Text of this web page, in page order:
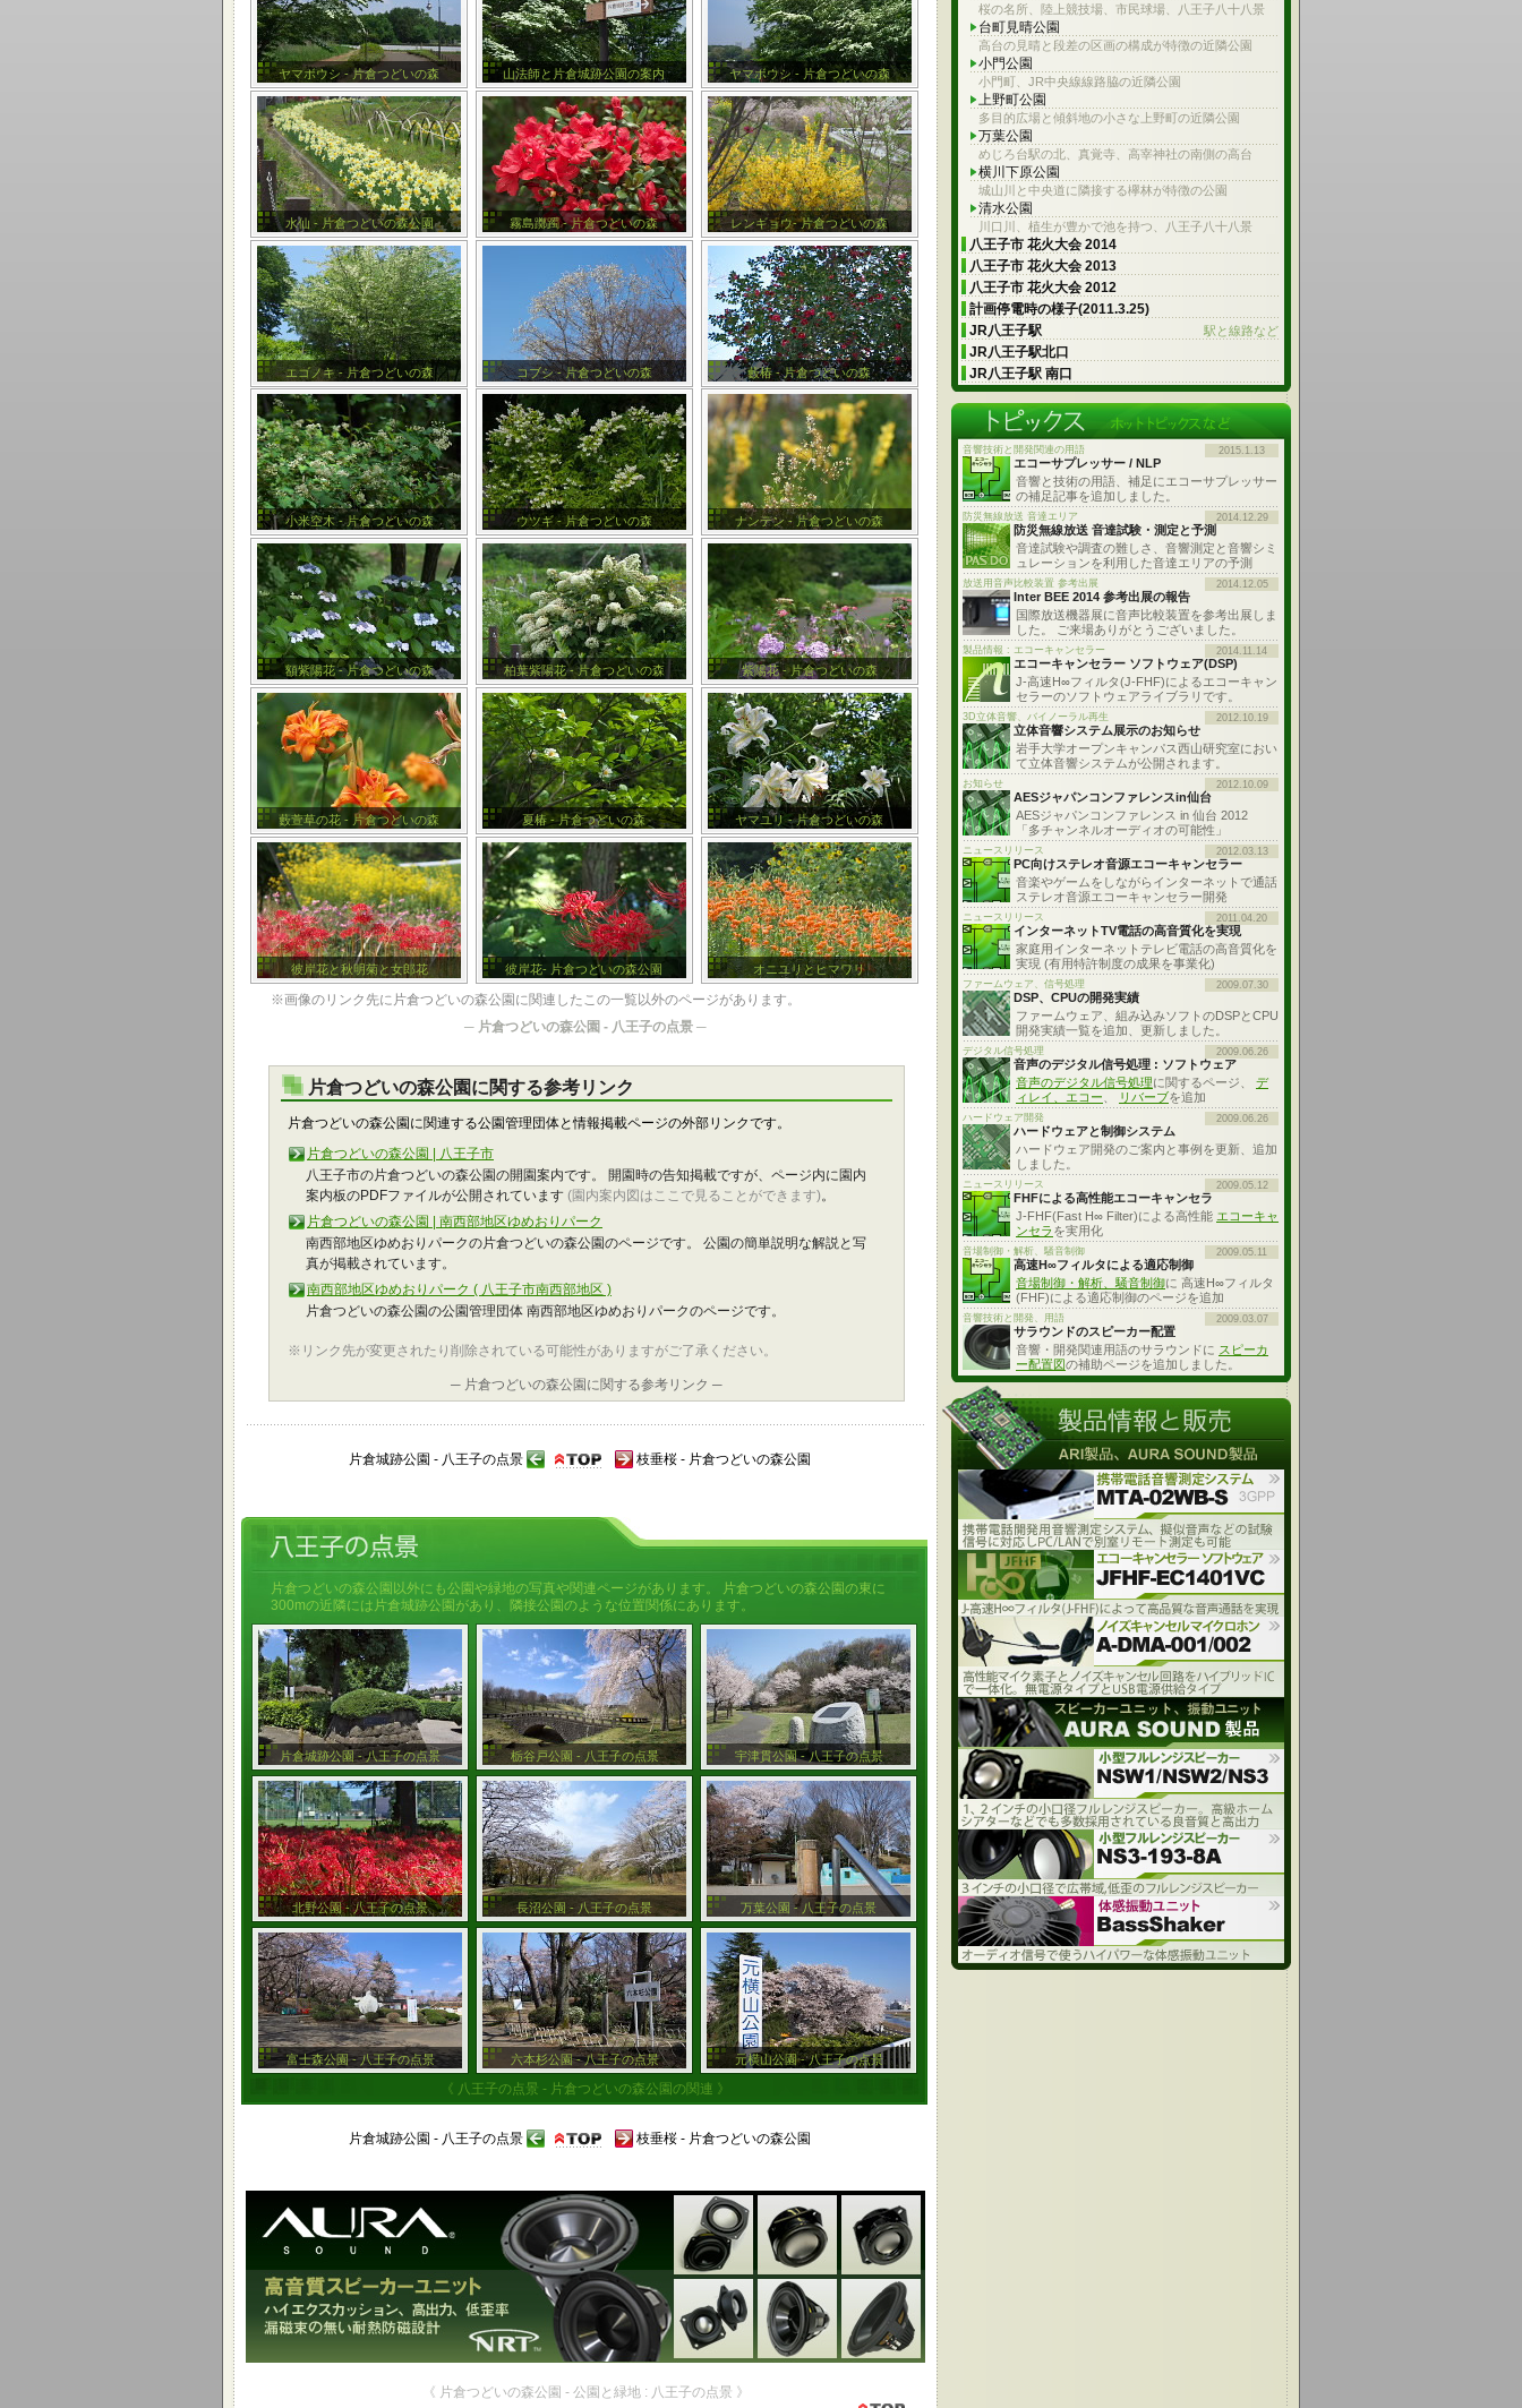
ヤマボウシ - 片倉つどいの森 山法師と片倉城跡公園の案内 ヤマボウシ - 片倉つどいの森
水仙 - 片倉つどいの森公園 霧島躑躅 - 片倉つどいの森 レンギョウ- 片倉つどいの森
エゴノキ - 片倉つどいの森 コブシ - 片倉つどいの森 藪椿 - 片倉つどいの森
小米空木 - 片倉つどいの森 ウツギ - 片倉つどいの森 ナンテン - 片倉つどいの森
額紫陽花 - 片倉つどいの森 柏葉紫陽花 - 片倉つどいの森 紫陽花 - 片倉つどいの森
藪萱草の花 - 片倉つどいの森 夏椿 - 片倉つどいの森 ヤマユリ - 片倉つどいの森
彼岸花と秋明菊と女郎花 彼岸花- 片倉つどいの森公園 オニユリとヒマワリ
※画像のリンク先に片倉つどいの森公園に関連したこの一覧以外のページがあります。
─ 片倉つどいの森公園 - 八王子の点景 ─
─ 片倉つどいの森公園に関する参考リンク ─
片倉つどいの森公園に関する参考リンク
片倉つどいの森公園に関連する公園管理団体と情報掲載ページの外部リンクです。
片倉つどいの森公園 | 八王子市
八王子市の片倉つどいの森公園の開園案内です。 開園時の告知掲載ですが、ページ内に園内
案内板のPDFファイルが公開されています (園内案内図はここで見ることができます)。
片倉つどいの森公園 | 南西部地区ゆめおりパーク
南西部地区ゆめおりパークの片倉つどいの森公園のページです。 公園の簡単説明な解説と写
真が掲載されています。
南西部地区ゆめおりパーク ( 八王子市南西部地区 )
片倉つどいの森公園の公園管理団体 南西部地区ゆめおりパークのページです。
※リンク先が変更されたり削除されている可能性がありますがご了承ください。
片倉城跡公園 - 八王子の点景 枝垂桜 - 片倉つどいの森公園
片倉つどいの森公園以外にも公園や緑地の写真や関連ページがあります。 片倉つどいの森公園の東に
300mの近隣には片倉城跡公園があり、隣接公園のような位置関係にあります。
片倉城跡公園 - 八王子の点景 栃谷戸公園 - 八王子の点景 宇津貫公園 - 八王子の点景
北野公園 - 八王子の点景 長沼公園 - 八王子の点景 万葉公園 - 八王子の点景
富士森公園 - 八王子の点景 六本杉公園 - 八王子の点景 元横山公園 - 八王子の点景
《 八王子の点景 - 片倉つどいの森公園の関連 》
片倉城跡公園 - 八王子の点景 枝垂桜 - 片倉つどいの森公園
桜の名所、陸上競技場、市民球場、八王子八十八景
台町見晴公園
高台の見晴と段差の区画の構成が特徴の近隣公園
小門公園
小門町、JR中央線線路脇の近隣公園
上野町公園
多目的広場と傾斜地の小さな上野町の近隣公園
万葉公園
めじろ台駅の北、真覚寺、高宰神社の南側の高台
横川下原公園
城山川と中央道に隣接する欅林が特徴の公園
清水公園
川口川、植生が豊かで池を持つ、八王子八十八景
八王子市 花火大会 2014
八王子市 花火大会 2013
八王子市 花火大会 2012
計画停電時の様子(2011.3.25)
JR八王子駅
駅と線路など
JR八王子駅北口
JR八王子駅 南口
音響技術と開発関連の用語 2015.1.13
エコーサプレッサー / NLP
音響と技術の用語、補足にエコーサプレッサー
の補足記事を追加しました。
防災無線放送 音達エリア 2014.12.29
防災無線放送 音達試験・測定と予測
音達試験や調査の難しさ、音響測定と音響シミ
ュレーションを利用した音達エリアの予測
放送用音声比較装置 参考出展 2014.12.05
Inter BEE 2014 参考出展の報告
国際放送機器展に音声比較装置を参考出展しま
した。 ご来場ありがとうございました。
製品情報 : エコーキャンセラー 2014.11.14
エコーキャンセラー ソフトウェア(DSP)
J-高速H∞フィルタ(J-FHF)によるエコーキャン
セラーのソフトウェアライブラリです。
3D立体音響、バイノーラル再生 2012.10.19
立体音響システム展示のお知らせ
岩手大学オープンキャンパス西山研究室におい
て立体音響システムが公開されます。
お知らせ 2012.10.09
AESジャパンコンファレンスin仙台
AESジャパンコンファレンス in 仙台 2012
「多チャンネルオーディオの可能性」
ニュースリリース 2012.03.13
PC向けステレオ音源エコーキャンセラー
音楽やゲームをしながらインターネットで通話
ステレオ音源エコーキャンセラー開発
ニュースリリース 2011.04.20
インターネットTV電話の高音質化を実現
家庭用インターネットテレビ電話の高音質化を
実現 (有用特許制度の成果を事業化)
ファームウェア、信号処理 2009.07.30
DSP、CPUの開発実績
ファームウェア、組み込みソフトのDSPとCPU
開発実績一覧を追加、更新しました。
デジタル信号処理 2009.06.26
音声のデジタル信号処理 : ソフトウェア
音声のデジタル信号処理に関するページ、 デ
ィレイ、エコー
リバーブを追加
ハードウェア開発 2009.06.26
ハードウェアと制御システム
ハードウェア開発のご案内と事例を更新、追加
しました。
ニュースリリース 2009.05.12
FHFによる高性能エコーキャンセラ
J-FHF(Fast H∞ Filter)による高性能 エコーキャ
ンセラ を実用化
音場制御・解析、騒音制御 2009.05.11
高速H∞フィルタによる適応制御
音場制御・解析、騒音制御に 高速H∞フィルタ
(FHF)による適応制御のページを追加
音響技術と開発、用語 2009.03.07
サラウンドのスピーカー配置
音響・開発関連用語のサラウンドに スピーカ
ー配置図の補助ページを追加しました。
《 片倉つどいの森公園 - 公園と緑地 : 八王子の点景 》